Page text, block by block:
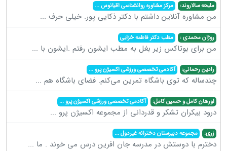
ملیحه سالاروند: مرکز مشاوره روانشناسی اقیانوس...
من مشاوره آنلاین داشتم با دکتر ذکایی پور. خیلی حرف ...
روژان محمدی : مطب دکتر فاطمه خزایی
من برای بوتاکس زیر بغل به مطب ایشون رفتم .ایشون با ...
رادین رحمانی: آکادمی تخصصی ورزشی اکسیژن پرو...
چندساله که توی باشگاه تمرین می‌کنم. فضای باشگاه هم ...
اورهان کامل و حسین کامل: آکادمی تخصصی ورزشی اکسیژن پرو...
درود بیکران تشکر و قدردانی از مجموعه اکسیژن پرو ...
زری: مجموعه دبیرستان دخترانه غیردول...
دخترم با دوستش در مدرسه جان افرین درس می خوند . ما ...